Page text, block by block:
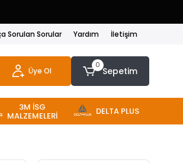
Sorulan Sorular Yardım İletişim
Üye Ol
0
Sepetim
3M İSG
MALZEMELERİ DELTA PLUS